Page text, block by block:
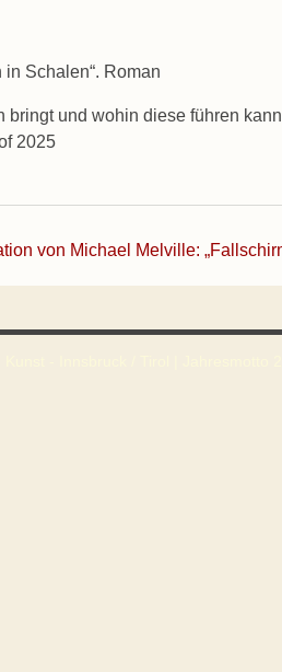
Schalen“. Roman
und wohin diese führen
2025
von Michael Melville: